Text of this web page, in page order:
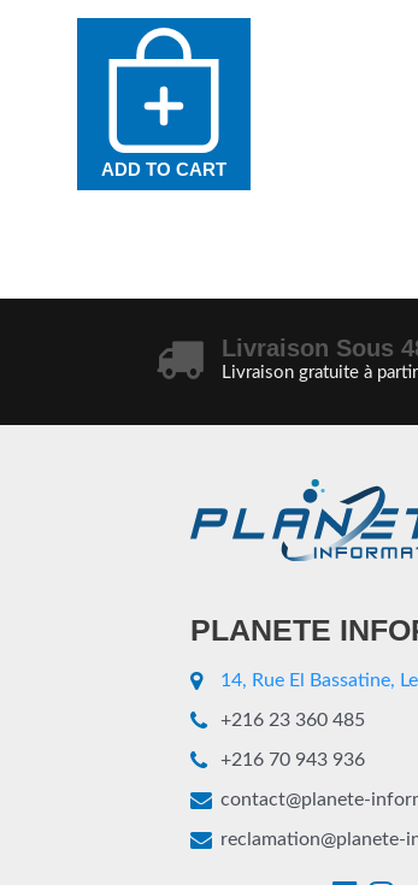
ADD TO CART
Livraison Sous
Livraison gratuite à
PLANETE
14, Rue El Bassatine,
+216 23 360 485
+216 70 943 936
contact@planete-
reclamation@planete-